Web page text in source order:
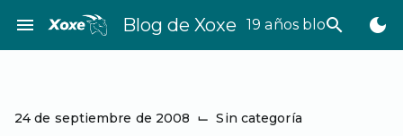
contenido
menu Blog de Xoxe 19 años bloggeando
search dark_mode
24 de septiembre de 2008 ⌙ Sin categoría